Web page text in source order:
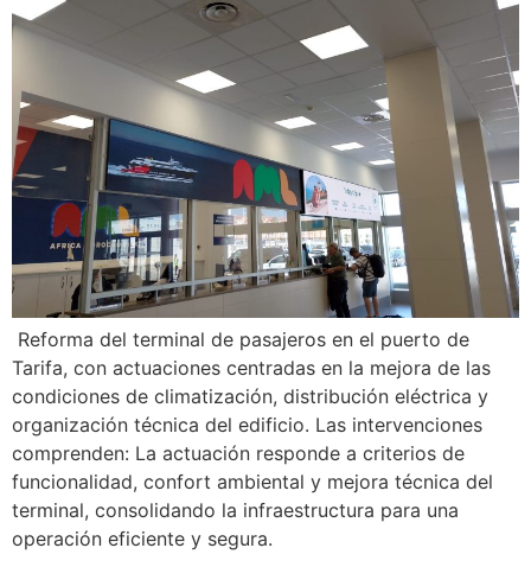
Reforma del terminal de pasajeros en el puerto de
Tarifa, con actuaciones centradas en la mejora de las
condiciones de climatización, distribución eléctrica y
organización técnica del edificio. Las intervenciones
comprenden: La actuación responde a criterios de
funcionalidad, confort ambiental y mejora técnica del
terminal, consolidando la infraestructura para una
operación eficiente y segura.